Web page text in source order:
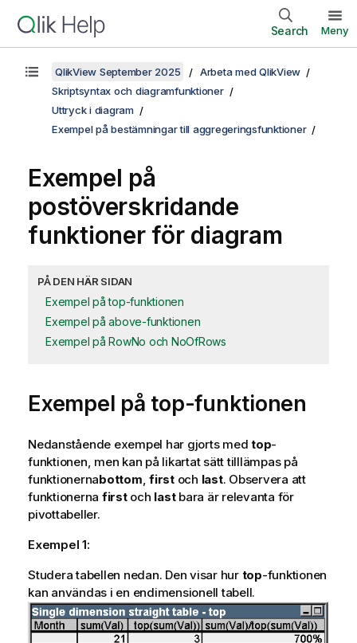
Search Meny
QlikView September 2025
Arbeta med QlikView
Skriptsyntax och diagramfunktioner
Uttryck i diagram
Exempel på bestämningar till aggregeringsfunktioner
Exempel på
postöverskridande
funktioner för diagram
PÅ DEN HÄR SIDAN
Exempel på top-funktionen
Exempel på above-funktionen
Exempel på RowNo och NoOfRows
Exempel på top-funktionen
Nedanstående exempel har gjorts med top-
funktionen, men kan på likartat sätt tilllämpas på
funktionernabottom firstoch last. Observera att
funktionerna firstoch lastbara är relevanta för
pivottabeller.
Exempel 1:
Studera tabellen nedan. Den visar hur top-funktionen
kan användas i en endimensionell tabell.